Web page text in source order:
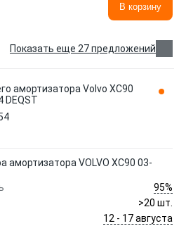
В корзину
Показать еще 27 предложений
амортизатора Volvo XC90
DEQST
амортизатора VOLVO XC90 03-
95%
>20 шт.
12 - 17 августа